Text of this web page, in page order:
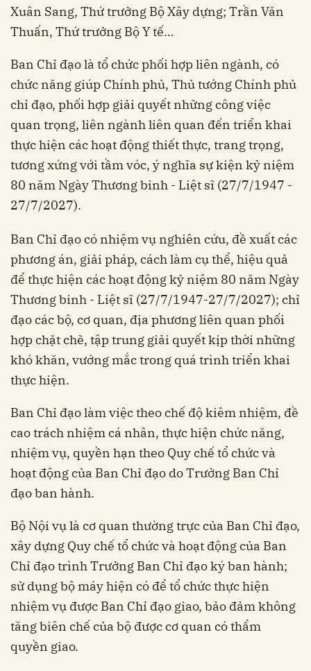
Xuân Sang, Thứ trưởng Bộ Xây dựng; Trần Văn
Thuấn, Thứ trưởng Bộ Y tế…
Ban Chỉ đạo là tổ chức phối hợp liên ngành, có
chức năng giúp Chính phủ, Thủ tướng Chính phủ
chỉ đạo, phối hợp giải quyết những công việc
quan trọng, liên ngành liên quan đến triển khai
thực hiện các hoạt động thiết thực, trang trọng,
tương xứng với tầm vóc, ý nghĩa sự kiện kỷ niệm
80 năm Ngày Thương binh - Liệt sĩ (27/7/1947 -
27/7/2027).
Ban Chỉ đạo có nhiệm vụ nghiên cứu, đề xuất các
phương án, giải pháp, cách làm cụ thể, hiệu quả
để thực hiện các hoạt động kỷ niệm 80 năm Ngày
Thương binh - Liệt sĩ (27/7/1947-27/7/2027); chỉ
đạo các bộ, cơ quan, địa phương liên quan phối
hợp chặt chẽ, tập trung giải quyết kịp thời những
khó khăn, vướng mắc trong quá trình triển khai
thực hiện.
Ban Chỉ đạo làm việc theo chế độ kiêm nhiệm, đề
cao trách nhiệm cá nhân, thực hiện chức năng,
nhiệm vụ, quyền hạn theo Quy chế tổ chức và
hoạt động của Ban Chỉ đạo do Trưởng Ban Chỉ
đạo ban hành.
Bộ Nội vụ là cơ quan thường trực của Ban Chỉ đạo,
xây dựng Quy chế tổ chức và hoạt động của Ban
Chỉ đạo trình Trưởng Ban Chỉ đạo ký ban hành;
sử dụng bộ máy hiện có để tổ chức thực hiện
nhiệm vụ được Ban Chỉ đạo giao, bảo đảm không
tăng biên chế của bộ được cơ quan có thẩm
quyền giao.